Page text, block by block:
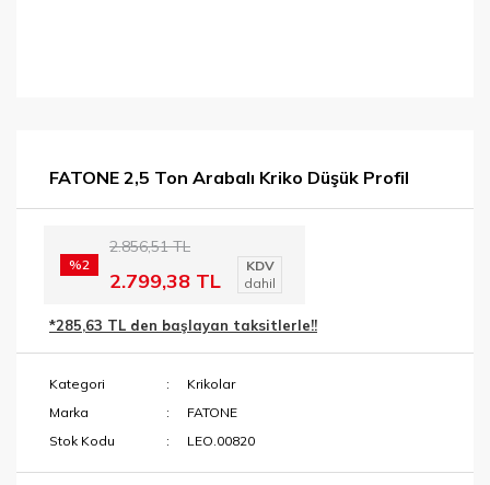
FATONE 2,5 Ton Arabalı Kriko Düşük Profil
%2
2.856,51 TL
2.799,38 TL
KDV
dahil
*285,63 TL den başlayan taksitlerle!!
Kategori
Krikolar
Marka
FATONE
Stok Kodu
LEO.00820